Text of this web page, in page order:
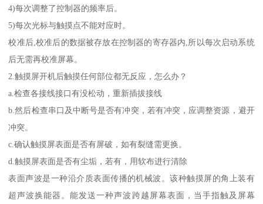
4)每次调整了控制器的频率后。
5)每次光标与触摸点不能对应时。
校准后,校准后的数据被存放在控制器的寄存器内,所以每次启动系统
后无需再校准屏幕。
2.触摸屏开机后触摸任何部位都无反应，怎么办？
a.检查各接线接口有没松动，重新插拔接线
b.然后检查串口及中断号是否有冲突，若有冲突，应调整资源，避开
冲突。
c.确认触摸屏表面是否有屏破，如有裂缝需更换。
d.触摸屏表面是否有尘垢，若有，用软布进行清除
表面声波是一种沿介质表面传播的机械波。该种触摸屏的角上装有
超声波换能器。能发送一种声波跨越屏幕表面，当手指触及屏幕